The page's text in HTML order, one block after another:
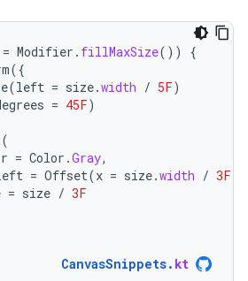
= Modifier . fillMaxSize())
{
({
(left = size.width / 5F)
= 45F)
(
= Color .Gray,
= Offset(x = size.width / 3F
= size / 3F
CanvasSnippets. kt